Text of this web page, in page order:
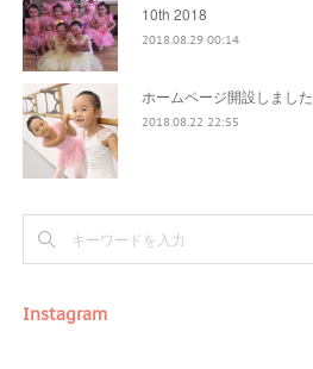
10th 2018
2018.08.29 00:14
ホームページ開設しました
2018.08.22 22:55
Instagram